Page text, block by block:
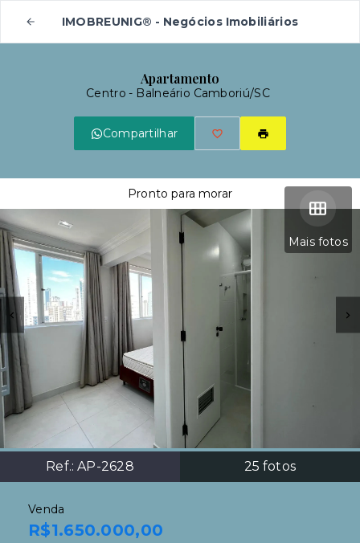
IMOBREUNIG® - Negócios Imobiliários
Apartamento
Centro - Balneário Camboriú/SC
Compartilhar
Mais fotos
Ref.: AP-2628 25 fotos
Pronto para morar
Venda
R$1.650.000,00